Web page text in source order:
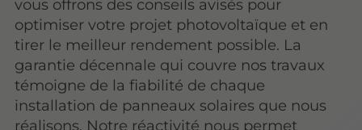
vous offrons des conseils avisés pour
optimiser votre projet photovoltaïque et en
tirer le meilleur rendement possible. La
garantie décennale qui couvre nos travaux
témoigne de la fiabilité de chaque
installation de panneaux solaires que nous
réalisons. Notre réactivité nous permet